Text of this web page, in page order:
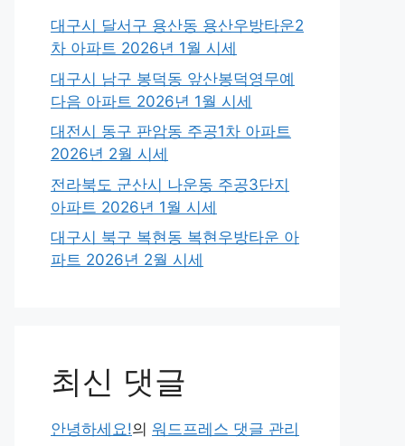
대구시 달서구 용산동 용산우방타운2
차 아파트 2026년 1월 시세
대구시 남구 봉덕동 앞산봉덕영무예
다음 아파트 2026년 1월 시세
대전시 동구 판암동 주공1차 아파트
2026년 2월 시세
전라북도 군산시 나운동 주공3단지
아파트 2026년 1월 시세
대구시 북구 복현동 복현우방타운 아
파트 2026년 2월 시세
최신 댓글
안녕하세요!의 워드프레스 댓글 관리